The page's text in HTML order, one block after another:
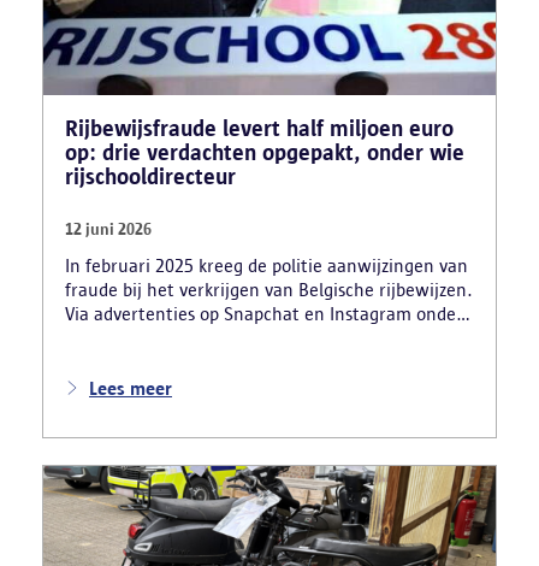
Rijbewijsfraude levert half miljoen euro
op: drie verdachten opgepakt, onder wie
rijschooldirecteur
12 juni 2026
In februari 2025 kreeg de politie aanwijzingen van
fraude bij het verkrijgen van Belgische rijbewijzen.
Via advertenties op Snapchat en Instagram onder
aan. Daarnaast maakten zij reclame voor het
effectief lessen te volgen en voor fraude bij
bracht ook een rijschooldirecteur in beeld die
examenfraude organiseerde,
bekwaamheidsattesten afleverde zonder vereiste
opleiding en een vervalst uittreksel uit het
Lees meer